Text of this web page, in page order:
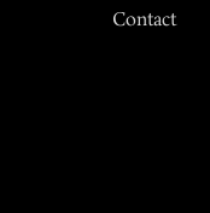
Contact